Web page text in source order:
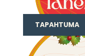
TAPAHTUMA